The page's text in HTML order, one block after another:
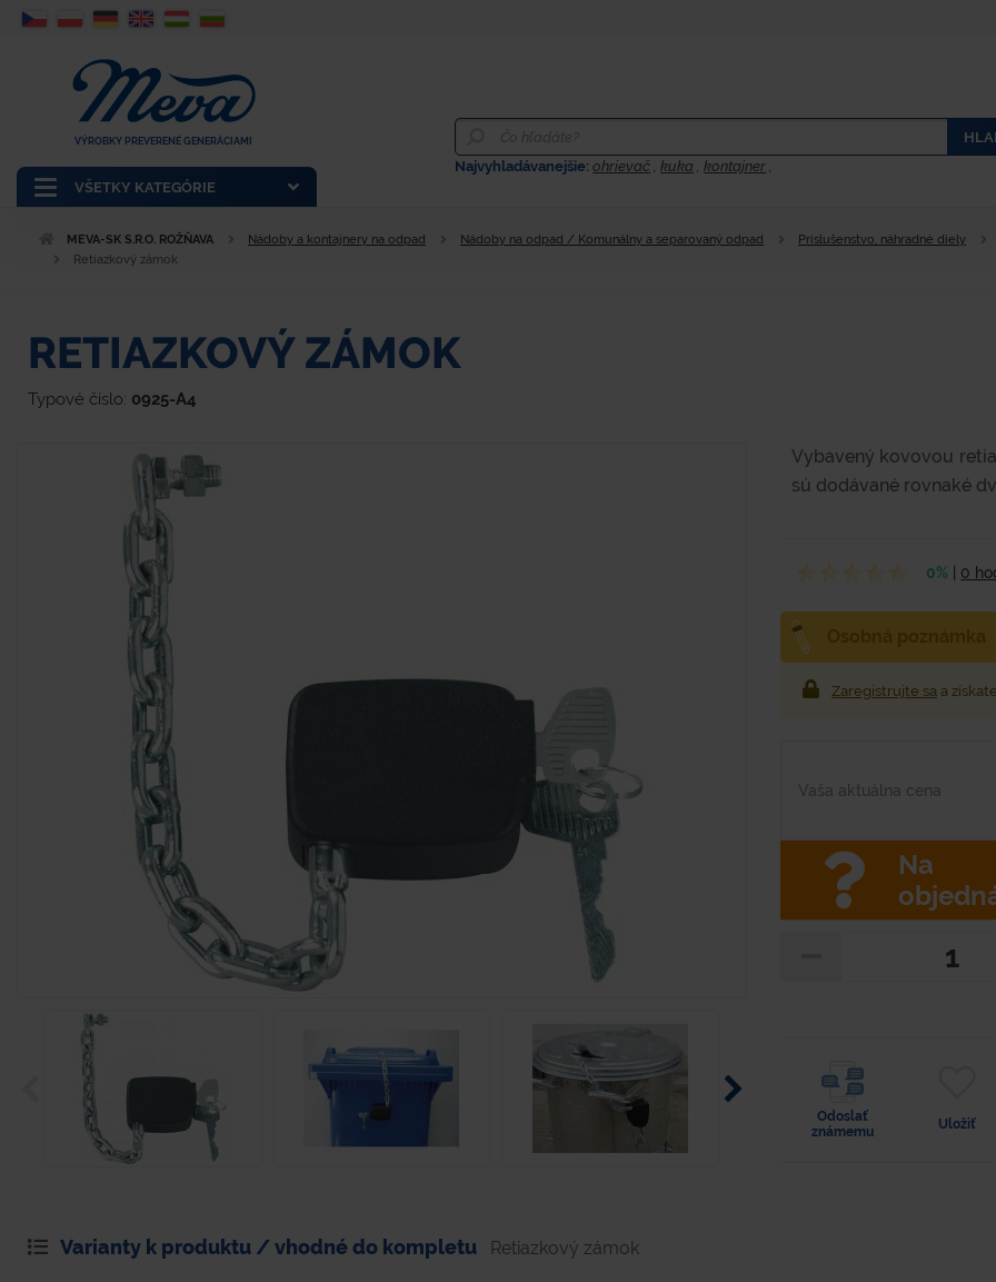
VŠETKY KATEGÓRIE
VÝROBKY PREVERENÉ GENERÁCIAMI
Najvyhladávanejšie:ohrievač ,kuka ,kontajner ,
MEVA-SK S.R.O. ROŽŇAVA Nádoby a kontajnery na odpad Nádoby na odpad / Komunálny a separovaný odpad Príslušenstvo, náhradné diely
Retiazkový zámok
RETIAZKOVÝ ZÁMOK
Typové číslo: 0925-A4
Vybavený kovovou
sú dodávané rovnaké
0% 0
Zaregistrujte sa a
Vaša aktuálna cena
Na
Odoslať
známemu
Uložiť
Varianty k produktu / vhodné do kompletu Retiazkový zámok